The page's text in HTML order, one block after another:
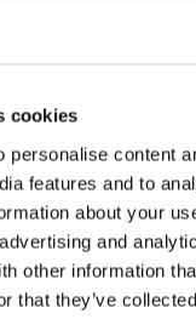
cookies
personalise content
features and to
about your
and
other information
that they’ve
ma